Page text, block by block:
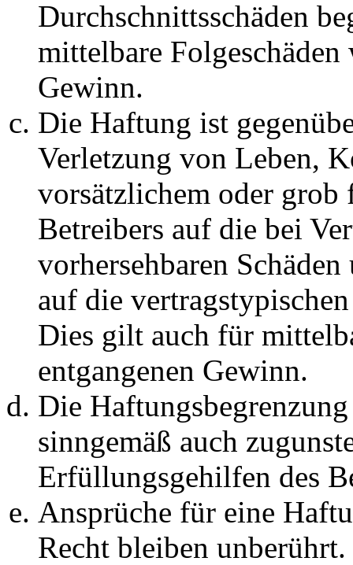
Durchschnittsschäden
mittelbare Folgeschäden
Gewinn.
Die Haftung ist
Verletzung von Leben,
vorsätzlichem oder grob
Betreibers auf die bei
vorhersehbaren
auf die
Dies gilt auch für
entgangenen Gewinn.
Die
sinngemäß auch
Erfüllungsgehilfen des
Ansprüche für eine
Recht bleiben unberührt.